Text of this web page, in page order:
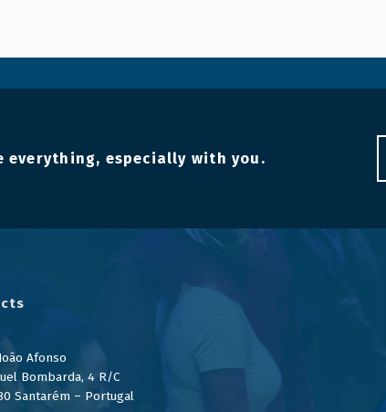
everything, especially with you.
Afonso
Bombarda, 4 R/C
Santarém – Portugal